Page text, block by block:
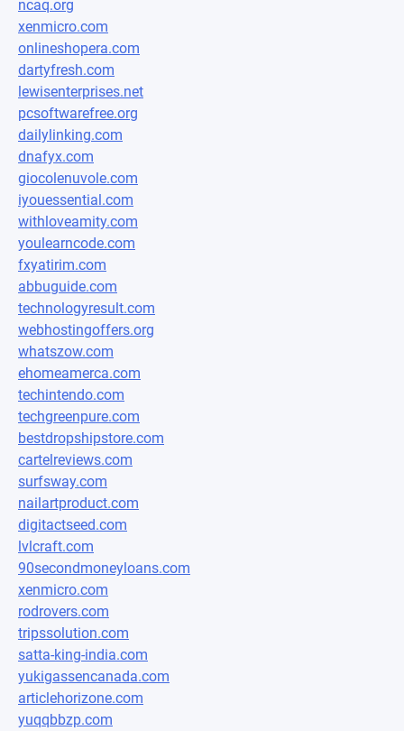
ncaq.org
xenmicro.com
onlineshopera.com
dartyfresh.com
lewisenterprises.net
pcsoftwarefree.org
dailylinking.com
dnafyx.com
giocolenuvole.com
iyouessential.com
withloveamity.com
youlearncode.com
fxyatirim.com
abbuguide.com
technologyresult.com
webhostingoffers.org
whatszow.com
ehomeamerca.com
techintendo.com
techgreenpure.com
bestdropshipstore.com
cartelreviews.com
surfsway.com
nailartproduct.com
digitactseed.com
lvlcraft.com
90secondmoneyloans.com
xenmicro.com
rodrovers.com
tripssolution.com
satta-king-india.com
yukigassencanada.com
articlehorizone.com
yuqqbbzp.com